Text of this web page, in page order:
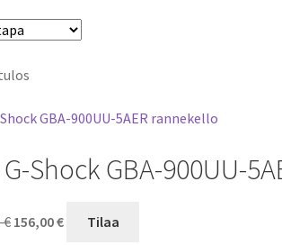
Shock GBA-900UU-
€
hinta
156,00€ Tilaa